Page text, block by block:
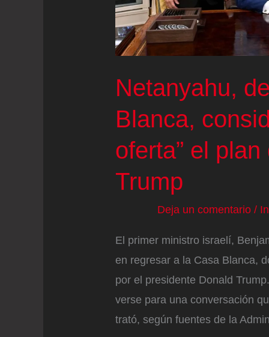
Netanyahu,
Blanca,
oferta” el
Trump
Deja un comentario /
El primer ministro israelí,
en regresar a la Casa Blanca,
por el presidente Donald
verse para una conversación
trató, según fuentes de la